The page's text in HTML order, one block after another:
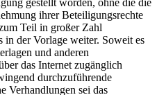
ihrer Beteiligungsrechte
Teil in großer Zahl
in der Vorlage weiter. Soweit es
und anderen
das Internet zugänglich
durchzuführende
Verhandlungen sei das